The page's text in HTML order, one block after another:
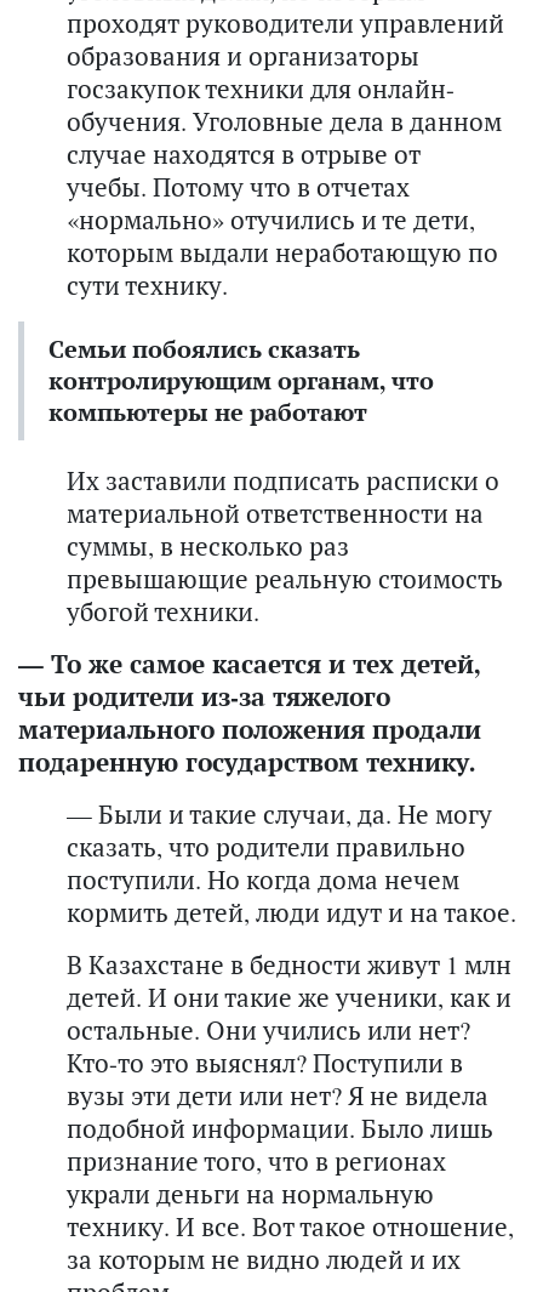
проходят руководители управлений
образования и организаторы
госзакупок техники для онлайн-
обучения. Уголовные дела в данном
случае находятся в отрыве от
учебы. Потому что в отчетах
«нормально» отучились и те дети,
которым выдали неработающую по
сути технику.
Семьи побоялись сказать
контролирующим органам, что
компьютеры не работают
Их заставили подписать расписки о
материальной ответственности на
суммы, в несколько раз
превышающие реальную стоимость
убогой техники.
— То же самое касается и тех детей,
чьи родители из-за тяжелого
материального положения продали
подаренную государством технику.
— Были и такие случаи, да. Не могу
сказать, что родители правильно
поступили. Но когда дома нечем
кормить детей, люди идут и на такое.
В Казахстане в бедности живут 1 млн
детей. И они такие же ученики, как и
остальные. Они учились или нет?
Кто-то это выяснял? Поступили в
вузы эти дети или нет? Я не видела
подобной информации. Было лишь
признание того, что в регионах
украли деньги на нормальную
технику. И все. Вот такое отношение,
за которым не видно людей и их